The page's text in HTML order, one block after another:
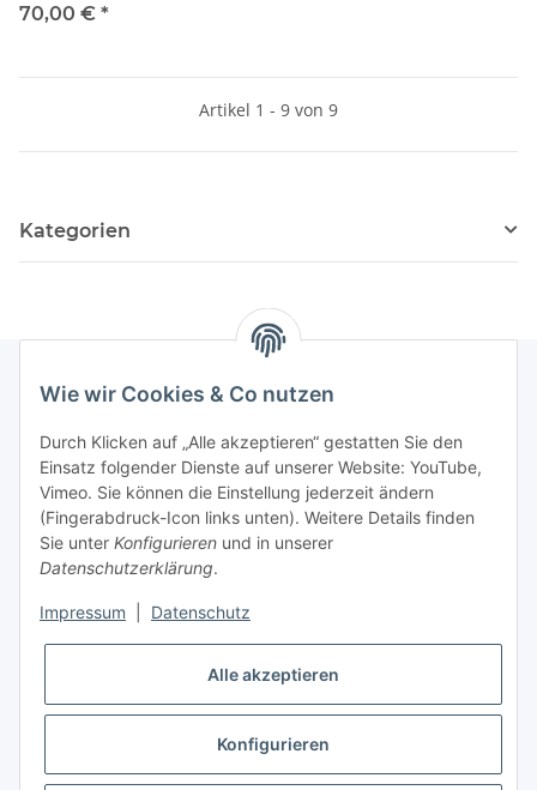
70,00 € *
Artikel 1 - 9 von 9
Kategorien
Newsletter Abonnieren
Bitte senden Sie mir entsprechend Ihrer
Datenschutzerklärungregelmäßig und jederzeit widerruflich
Informationen zu Ihrem Produktsortiment per E-Mail zu.
Wie wir Cookies & Co nutzen
Durch Klicken auf „Alle akzeptieren“ gestatten Sie den
Einsatz folgender Dienste auf unserer Website: YouTube,
Vimeo. Sie können die Einstellung jederzeit ändern
(Fingerabdruck-Icon links unten). Weitere Details finden
Sie unter Konfigurieren und in unserer
Datenschutzerklärung.
Impressum Datenschutz
Alle akzeptieren
Konfigurieren